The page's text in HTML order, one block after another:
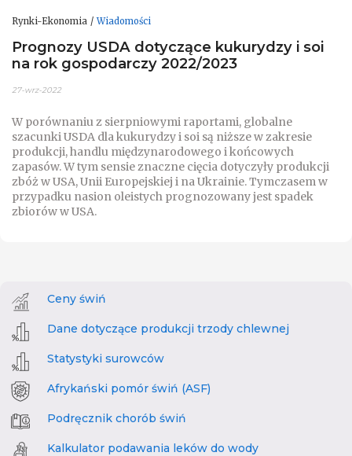
Rynki-Ekonomia Wiadomości
Prognozy USDA dotyczące kukurydzy i soi
na rok gospodarczy 2022/2023
27-wrz-2022
W porównaniu z sierpniowymi raportami, globalne
szacunki USDA dla kukurydzy i soi są niższe w zakresie
produkcji, handlu międzynarodowego i końcowych
zapasów. W tym sensie znaczne cięcia dotyczyły produkcji
zbóż w USA, Unii Europejskiej i na Ukrainie. Tymczasem w
przypadku nasion oleistych prognozowany jest spadek
zbiorów w USA.
Ceny świń
Dane dotyczące produkcji trzody chlewnej
Statystyki surowców
Afrykański pomór świń (ASF)
Podręcznik chorób świń
Kalkulator podawania leków do wody